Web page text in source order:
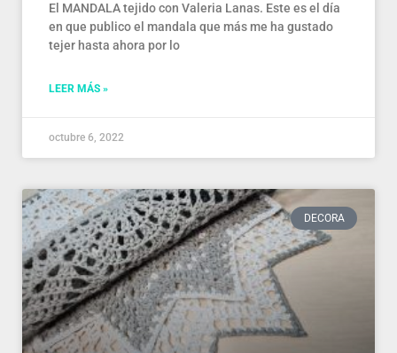
El MANDALA tejido con Valeria Lanas. Este es el día
en que publico el mandala que más me ha gustado
tejer hasta ahora por lo
LEER MÁS »
octubre 6, 2022
DECORA